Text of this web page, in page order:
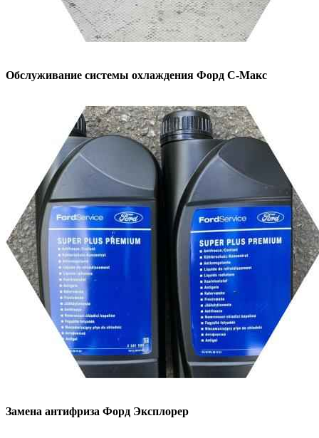
Обслуживание системы охлаждения Форд С-Макс
Замена антифриза Форд Эксплорер